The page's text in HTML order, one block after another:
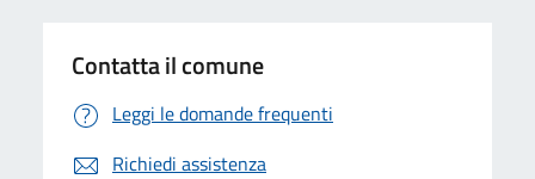
Contatta il comune
Leggi le domande frequenti
Richiedi assistenza